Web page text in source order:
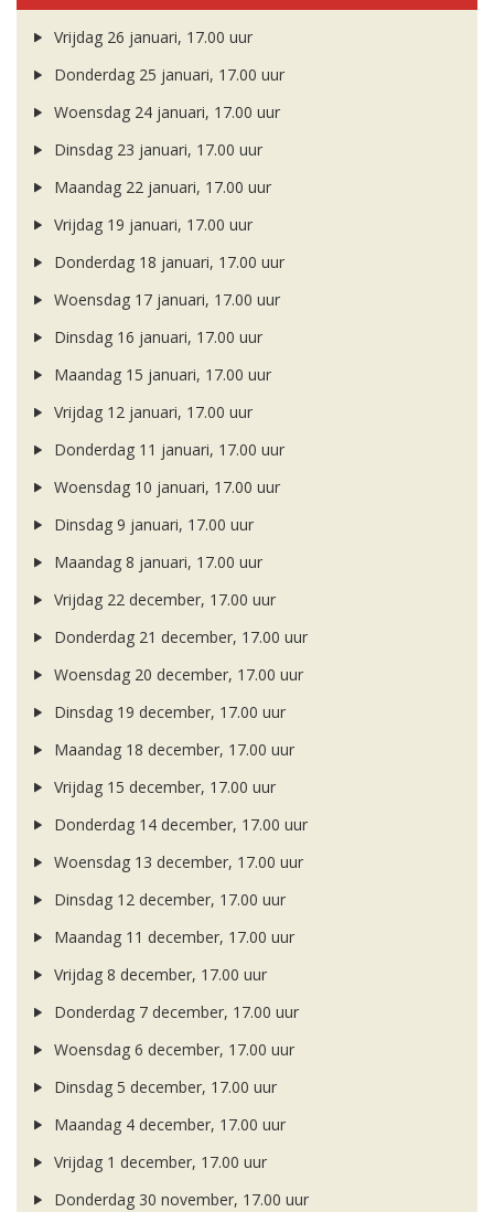
Vrijdag 26 januari, 17.00 uur
Donderdag 25 januari, 17.00 uur
Woensdag 24 januari, 17.00 uur
Dinsdag 23 januari, 17.00 uur
Maandag 22 januari, 17.00 uur
Vrijdag 19 januari, 17.00 uur
Donderdag 18 januari, 17.00 uur
Woensdag 17 januari, 17.00 uur
Dinsdag 16 januari, 17.00 uur
Maandag 15 januari, 17.00 uur
Vrijdag 12 januari, 17.00 uur
Donderdag 11 januari, 17.00 uur
Woensdag 10 januari, 17.00 uur
Dinsdag 9 januari, 17.00 uur
Maandag 8 januari, 17.00 uur
Vrijdag 22 december, 17.00 uur
Donderdag 21 december, 17.00 uur
Woensdag 20 december, 17.00 uur
Dinsdag 19 december, 17.00 uur
Maandag 18 december, 17.00 uur
Vrijdag 15 december, 17.00 uur
Donderdag 14 december, 17.00 uur
Woensdag 13 december, 17.00 uur
Dinsdag 12 december, 17.00 uur
Maandag 11 december, 17.00 uur
Vrijdag 8 december, 17.00 uur
Donderdag 7 december, 17.00 uur
Woensdag 6 december, 17.00 uur
Dinsdag 5 december, 17.00 uur
Maandag 4 december, 17.00 uur
Vrijdag 1 december, 17.00 uur
Donderdag 30 november, 17.00 uur